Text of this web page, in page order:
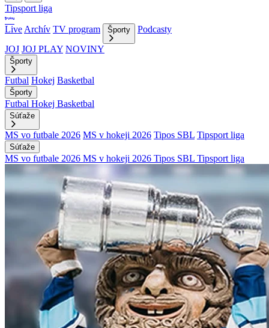
Tipsport liga
Live Archív TV program Športy
Podcasty
JOJ JOJ PLAY NOVINY
Športy
Futbal Hokej Basketbal
Športy
Futbal Hokej Basketbal
Súťaže
MS vo futbale 2026 MS v hokeji 2026 Tipos SBL Tipsport liga
Súťaže
MS vo futbale 2026 MS v hokeji 2026 Tipos SBL Tipsport liga